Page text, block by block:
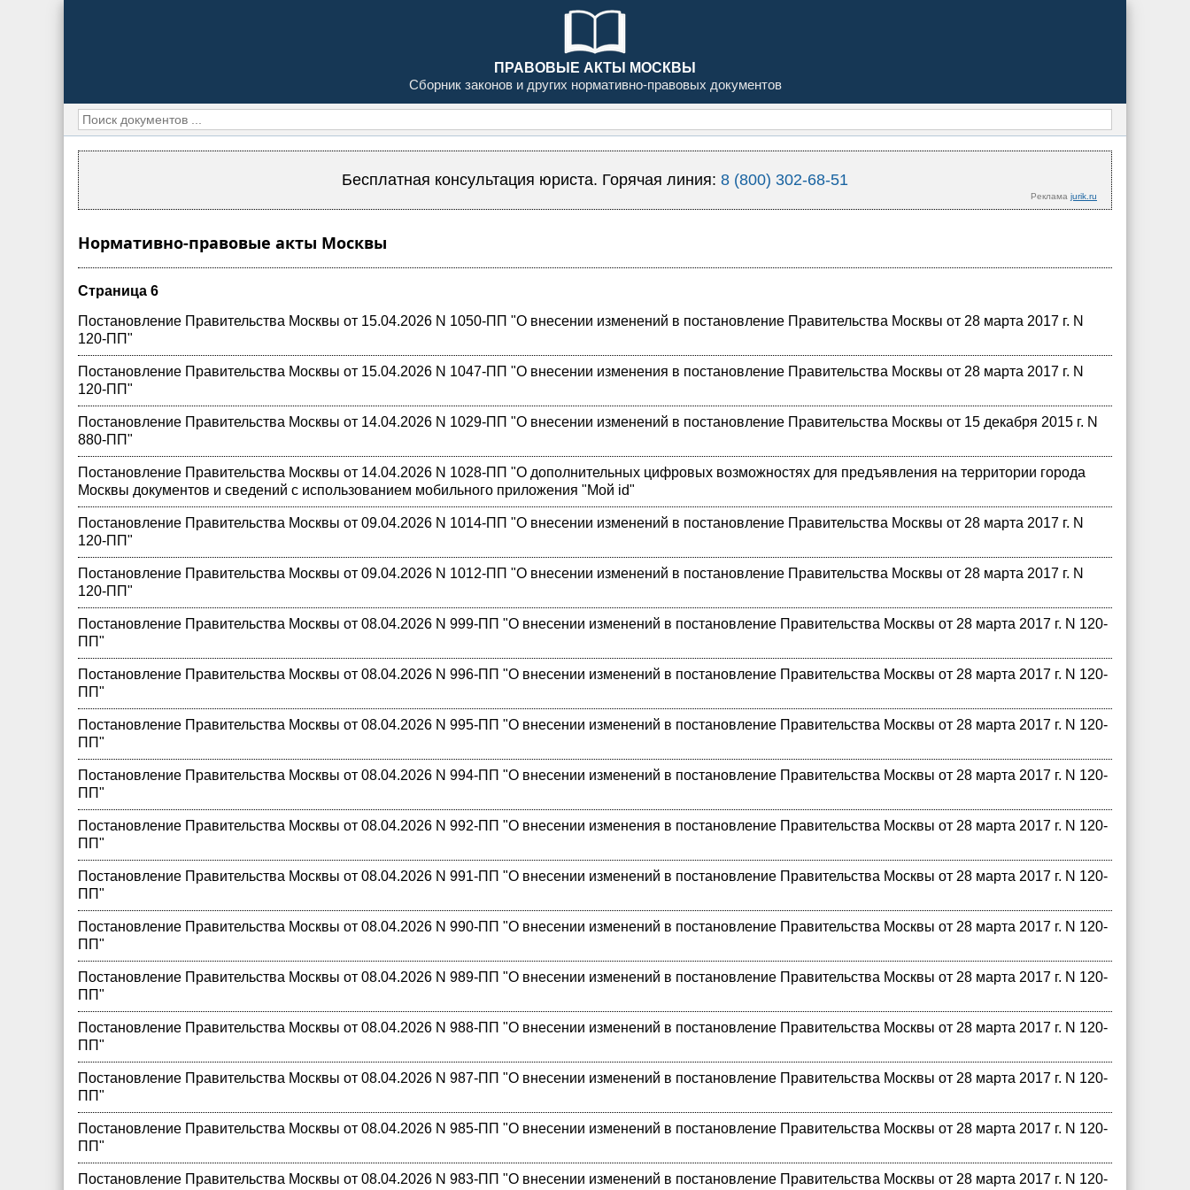
ПРАВОВЫЕ АКТЫ МОСКВЫ
Сборник законов и других нормативно-правовых документов
Бесплатная консультация юриста. Горячая линия: 8 (800) 302-68-51
Реклама jurik.ru
Нормативно-правовые акты Москвы
Cтраница 6
Постановление Правительства Москвы от 15.04.2026 N 1050-ПП "О внесении изменений в постановление Правительства Москвы от 28 марта 2017 г. N
120-ПП"
Постановление Правительства Москвы от 15.04.2026 N 1047-ПП "О внесении изменения в постановление Правительства Москвы от 28 марта 2017 г. N
120-ПП"
Постановление Правительства Москвы от 14.04.2026 N 1029-ПП "О внесении изменений в постановление Правительства Москвы от 15 декабря 2015 г. N
880-ПП"
Постановление Правительства Москвы от 14.04.2026 N 1028-ПП "О дополнительных цифровых возможностях для предъявления на территории города
Москвы документов и сведений с использованием мобильного приложения "Мой id"
Постановление Правительства Москвы от 09.04.2026 N 1014-ПП "О внесении изменений в постановление Правительства Москвы от 28 марта 2017 г. N
120-ПП"
Постановление Правительства Москвы от 09.04.2026 N 1012-ПП "О внесении изменений в постановление Правительства Москвы от 28 марта 2017 г. N
120-ПП"
Постановление Правительства Москвы от 08.04.2026 N 999-ПП "О внесении изменений в постановление Правительства Москвы от 28 марта 2017 г. N 120-
ПП"
Постановление Правительства Москвы от 08.04.2026 N 996-ПП "О внесении изменений в постановление Правительства Москвы от 28 марта 2017 г. N 120-
ПП"
Постановление Правительства Москвы от 08.04.2026 N 995-ПП "О внесении изменений в постановление Правительства Москвы от 28 марта 2017 г. N 120-
ПП"
Постановление Правительства Москвы от 08.04.2026 N 994-ПП "О внесении изменений в постановление Правительства Москвы от 28 марта 2017 г. N 120-
ПП"
Постановление Правительства Москвы от 08.04.2026 N 992-ПП "О внесении изменения в постановление Правительства Москвы от 28 марта 2017 г. N 120-
ПП"
Постановление Правительства Москвы от 08.04.2026 N 991-ПП "О внесении изменений в постановление Правительства Москвы от 28 марта 2017 г. N 120-
ПП"
Постановление Правительства Москвы от 08.04.2026 N 990-ПП "О внесении изменений в постановление Правительства Москвы от 28 марта 2017 г. N 120-
ПП"
Постановление Правительства Москвы от 08.04.2026 N 989-ПП "О внесении изменений в постановление Правительства Москвы от 28 марта 2017 г. N 120-
ПП"
Постановление Правительства Москвы от 08.04.2026 N 988-ПП "О внесении изменений в постановление Правительства Москвы от 28 марта 2017 г. N 120-
ПП"
Постановление Правительства Москвы от 08.04.2026 N 987-ПП "О внесении изменений в постановление Правительства Москвы от 28 марта 2017 г. N 120-
ПП"
Постановление Правительства Москвы от 08.04.2026 N 985-ПП "О внесении изменений в постановление Правительства Москвы от 28 марта 2017 г. N 120-
ПП"
Постановление Правительства Москвы от 08.04.2026 N 983-ПП "О внесении изменений в постановление Правительства Москвы от 28 марта 2017 г. N 120-